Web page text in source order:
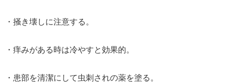
・掻き壊しに注意する。
・痒みがある時は冷やすと効果的。
・患部を清潔にして虫刺されの薬を塗る。